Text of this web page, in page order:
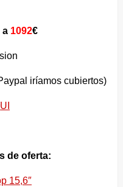
a 1092€
iríamos cubiertos)
de oferta:
15,6″